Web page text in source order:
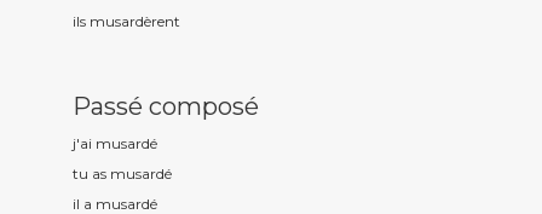
ils musardèrent
Passé composé
j'ai musardé
tu as musardé
il a musardé